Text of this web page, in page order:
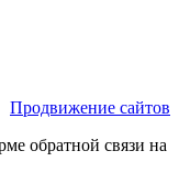
Продвижение сайтов
обратной связи на